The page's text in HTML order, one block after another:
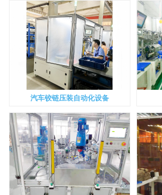
汽车铰链压装自动化设备